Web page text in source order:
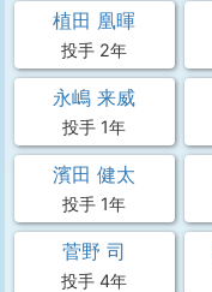
植田 凰暉
投手 2年
永嶋 来威
投手 1年
濱田 健太
投手 1年
菅野 司
投手 4年